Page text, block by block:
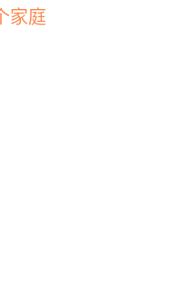
家庭